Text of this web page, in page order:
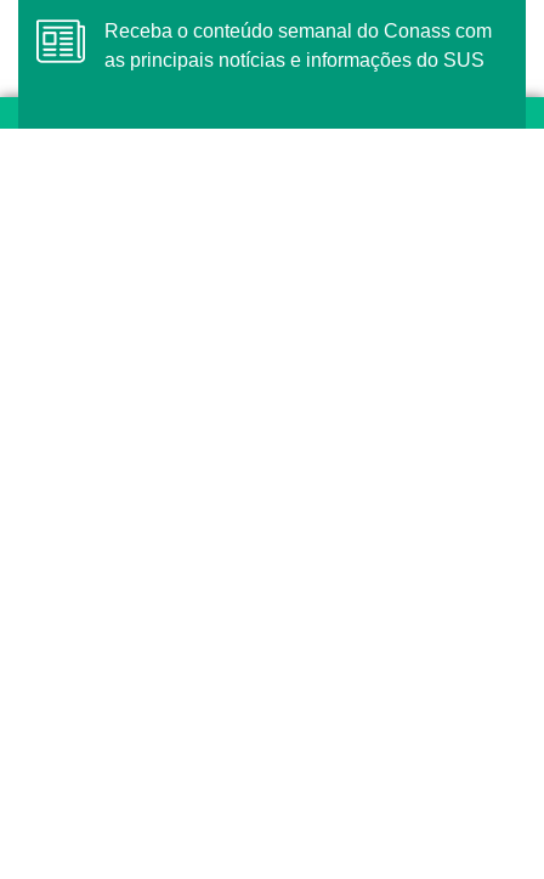
Receba o conteúdo semanal do Conass com
as principais notícias e informações do SUS